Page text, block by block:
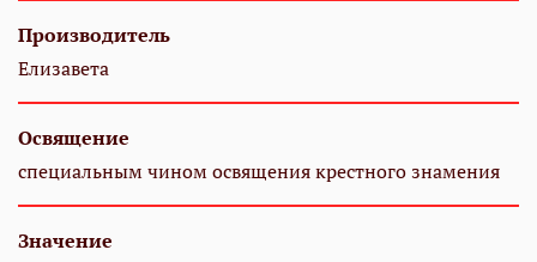
Производитель
Елизавета
Освящение
специальным чином освящения крестного знамения
Значение